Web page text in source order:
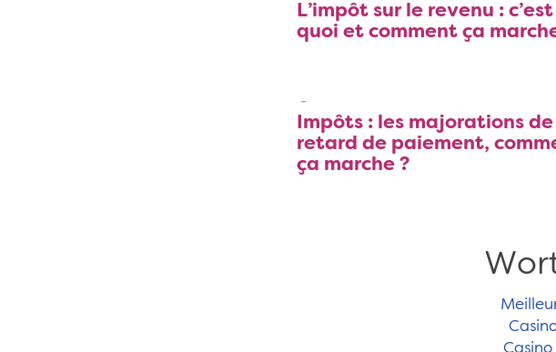
L’impôt sur le revenu : c’est
quoi et comment ça
Impôts : les majorations de
retard de paiement,
ça marche ?
Casino